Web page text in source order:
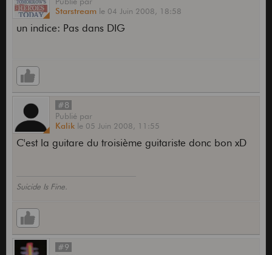
Starstream le 04 Juin 2008, 18:58
un indice: Pas dans DIG
#8
Publié par
Kalik le 05 Juin 2008, 11:55
C'est la guitare du troisième guitariste donc bon xD
Suicide Is Fine.
#9